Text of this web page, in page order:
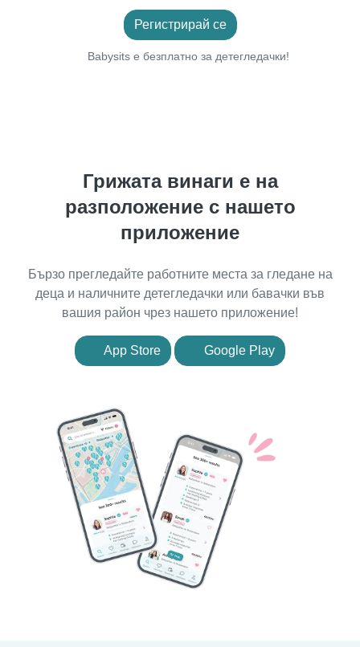
Регистрирай се
Babysits е безплатно за детегледачки!
Грижата винаги е на
разположение с нашето
приложение
Бързо прегледайте работните места за гледане на
деца и наличните детегледачки или бавачки във
вашия район чрез нашето приложение!
App Store Google Play